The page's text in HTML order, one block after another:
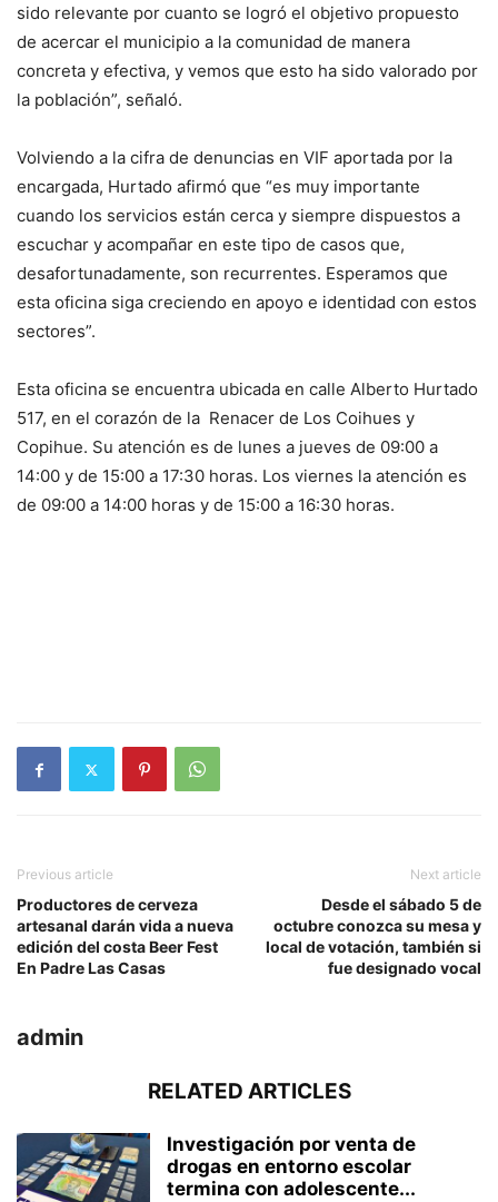
sido relevante por cuanto se logró el objetivo propuesto
de acercar el municipio a la comunidad de manera
concreta y efectiva, y vemos que esto ha sido valorado por
la población”, señaló.
Volviendo a la cifra de denuncias en VIF aportada por la
encargada, Hurtado afirmó que “es muy importante
cuando los servicios están cerca y siempre dispuestos a
escuchar y acompañar en este tipo de casos que,
desafortunadamente, son recurrentes. Esperamos que
esta oficina siga creciendo en apoyo e identidad con estos
sectores”.
Esta oficina se encuentra ubicada en calle Alberto Hurtado
517, en el corazón de la Renacer de Los Coihues y
Copihue. Su atención es de lunes a jueves de 09:00 a
14:00 y de 15:00 a 17:30 horas. Los viernes la atención es
de 09:00 a 14:00 horas y de 15:00 a 16:30 horas.
Previous article
Productores de cerveza
artesanal darán vida a nueva
edición del costa Beer Fest
En Padre Las Casas
Next article
Desde el sábado 5 de
octubre conozca su mesa y
local de votación, también si
fue designado vocal
admin
RELATED ARTICLES
Investigación por venta de
drogas en entorno escolar
termina con adolescente...